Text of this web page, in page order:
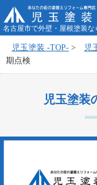
名古屋市で外壁・屋根塗装な
児玉塗装 -TOP- > 児
期点検
児玉塗装